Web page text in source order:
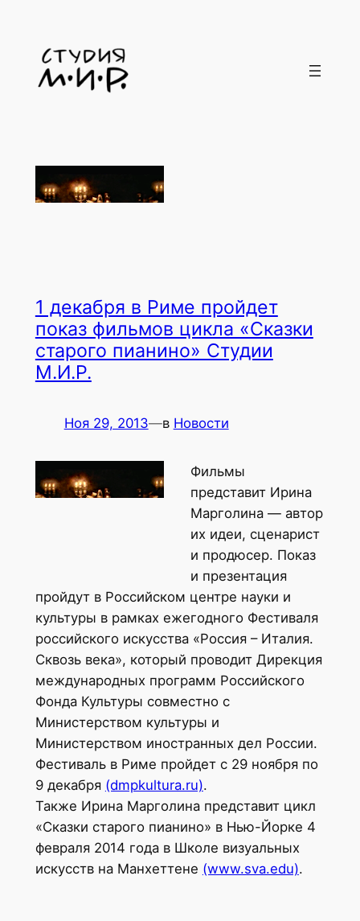
содержимому
1 декабря в Риме пройдет
показ фильмов цикла «Сказки
старого пианино» Студии
М.И.Р.
Ноя 29, 2013—в Новости
Фильмы
представит Ирина
Марголина — автор
их идеи, сценарист
и продюсер. Показ
и презентация
пройдут в Российском центре науки и
культуры в рамках ежегодного Фестиваля
российского искусства «Россия – Италия.
Сквозь века», который проводит Дирекция
международных программ Российского
Фонда Культуры совместно с
Министерством культуры и
Министерством иностранных дел России.
Фестиваль в Риме пройдет с 29 ноября по
9 декабря (dmpkultura.ru).
Также Ирина Марголина представит цикл
«Сказки старого пианино» в Нью-Йорке 4
февраля 2014 года в Школе визуальных
искусств на Манхеттене (www.sva.edu).